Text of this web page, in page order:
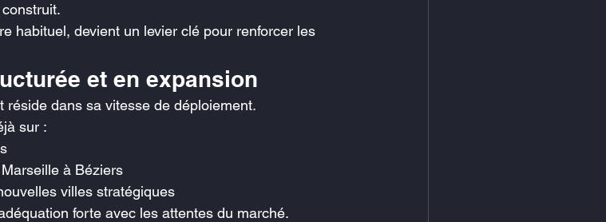
habituel, devient un levier clé pour renforcer les
et en expansion
réside dans sa vitesse de déploiement.
sur :
à Béziers
villes stratégiques
forte avec les attentes du marché.